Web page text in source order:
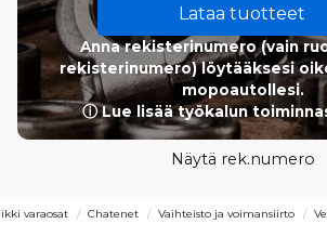
Lataa tuotteet
Anna rekisterinumero (vain
rekisterinumero) löytääksesi
mopoautollesi.
ⓘ Lue lisää työkalun
Näytä rek.numero
varaosat Chatenet Vaihteisto ja voimansiirto